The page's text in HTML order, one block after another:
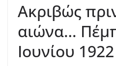
Ακριβώς
αιώνα…
Ιουνίου 1922